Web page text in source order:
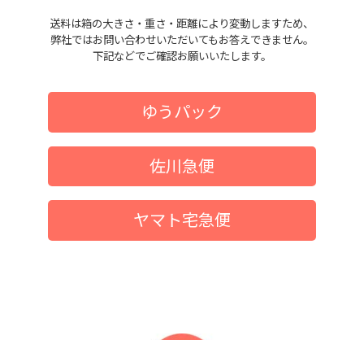
送料は箱の大きさ・重さ・距離により変動しますため、
弊社ではお問い合わせいただいてもお答えできません。
下記などでご確認お願いいたします。
ゆうパック
佐川急便
ヤマト宅急便